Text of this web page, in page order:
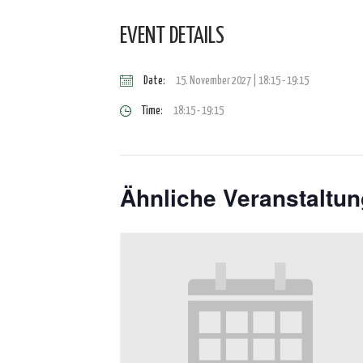
EVENT DETAILS
Date: 15. November 2027 | 18:15-19:15
Time: 18:15 - 19:15
Ähnliche